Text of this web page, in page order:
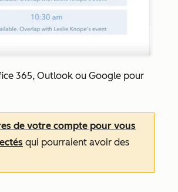
365, Outlook ou Google pour
de votre compte pour vous
qui pourraient avoir des